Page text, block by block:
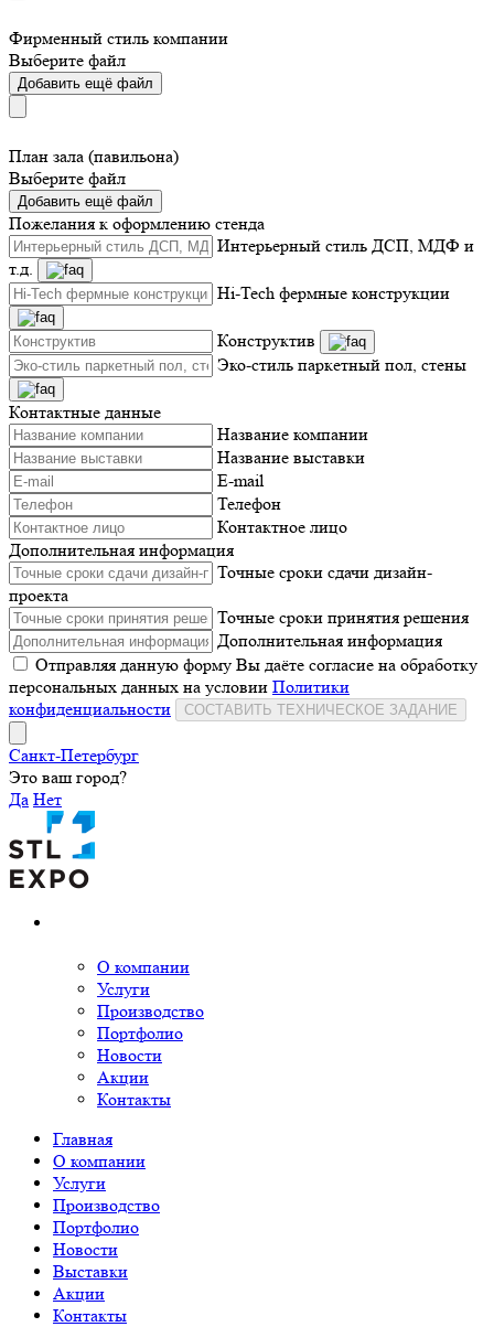
Фирменный стиль компании
Выберите файл
Добавить ещё файл
План зала (павильона)
Выберите файл
Добавить ещё файл
Пожелания к оформлению стенда
Интерьерный стиль ДСП, МДФ и
т.д.
Hi-Tech фермные конструкции
Конструктив
Эко-стиль паркетный пол, стены
Контактные данные
Название компании
Название выставки
E-mail
Телефон
Контактное лицо
Дополнительная информация
Точные сроки сдачи дизайн-
проекта
Точные сроки принятия решения
Дополнительная информация
Отправляя данную форму Вы даёте согласие на обработку
персональных данных на условии Политики
конфиденциальности
СОСТАВИТЬ ТЕХНИЧЕСКОЕ ЗАДАНИЕ
Санкт-Петербург
Это ваш город?
Да Нет
О компании
Услуги
Производство
Портфолио
Новости
Акции
Контакты
Главная
О компании
Услуги
Производство
Портфолио
Новости
Выставки
Акции
Контакты